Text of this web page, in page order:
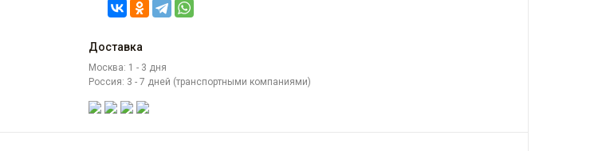
Доставка
Москва: 1 - 3 дня
Россия: 3 - 7 дней (транспортными компаниями)